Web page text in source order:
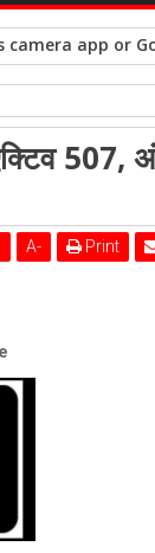
camera
नए मरीज 210507,
A- Print